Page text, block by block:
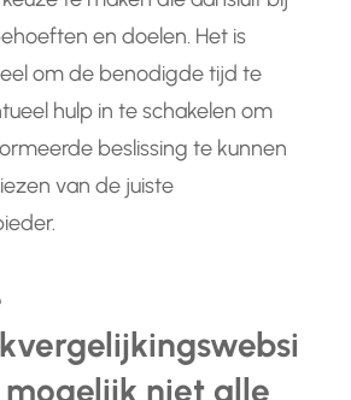
en doelen. Het is
om de benodigde tijd te
hulp in te schakelen om
beslissing te kunnen
van de juiste
niet alle